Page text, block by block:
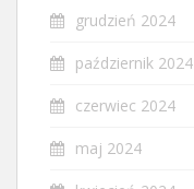
grudzień 2024
październik 2024
czerwiec 2024
maj 2024